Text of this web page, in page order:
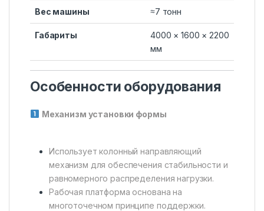
Вес машины ≈7 тонн
Габариты
4000 × 1600 × 2200
мм
Особенности оборудования
Механизм установки формы
Использует колонный направляющий
механизм для обеспечения стабильности и
равномерного распределения нагрузки.
Рабочая платформа основана на
многоточечном принципе поддержки.